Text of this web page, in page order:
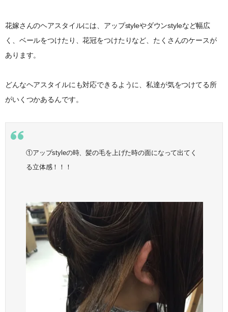
花嫁さんのヘアスタイルには、アップstyleやダウンstyleなど幅広
く、ベールをつけたり、花冠をつけたりなど、たくさんのケースが
あります。
どんなヘアスタイルにも対応できるように、私達が気をつけてる所
がいくつかあるんです。
①アップstyleの時、髪の毛を上げた時の面になって出てく
る立体感！！！